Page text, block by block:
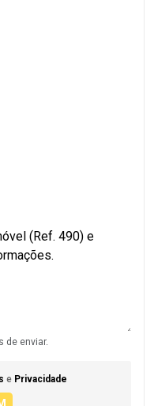
de enviar.
e Privacidade